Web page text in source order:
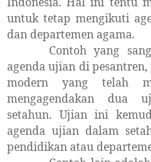
untuk tetap mengikuti
dan departemen agama.
Contoh yang
agenda ujian di
modern yang telah
mengagendakan dua
setahun. Ujian ini
agenda ujian dalam
pendidikan atau